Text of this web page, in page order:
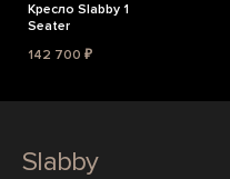
Кресло Slabby 1
Seater
142 700 ₽
Slabby